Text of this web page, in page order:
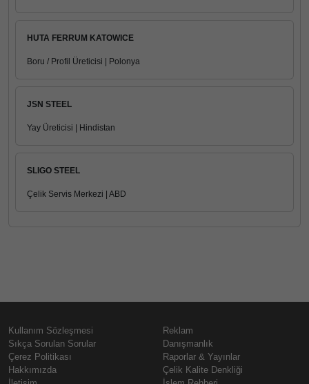
HUTA FERRUM KATOWICE
Boru / Profil Üreticisi | Polonya
JSN STEEL
Yay Üreticisi | Hindistan
SLIGO STEEL
Çelik Servis Merkezi | ABD
Kullanım Sözleşmesi
Sıkça Sorulan Sorular
Çerez Politikası
Hakkımızda
Reklam
Danışmanlık
Raporlar & Yayınlar
Çelik Kalite Denkliği